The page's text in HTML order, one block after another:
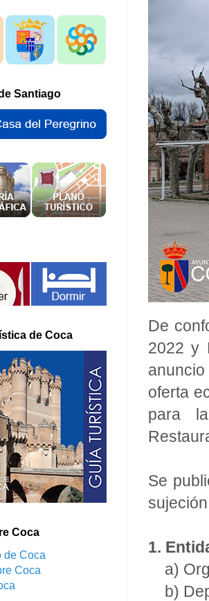
De
2022 y
oferta
para
Se
1.
a)
b)
Santiago
de Coca
Coca
de Coca
Coca